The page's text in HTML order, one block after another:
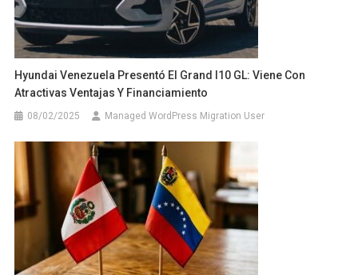
Hyundai Venezuela Presentó El Grand I10 GL: Viene Con
Atractivas Ventajas Y Financiamiento
08/02/2025 Managed WordPress Migration User